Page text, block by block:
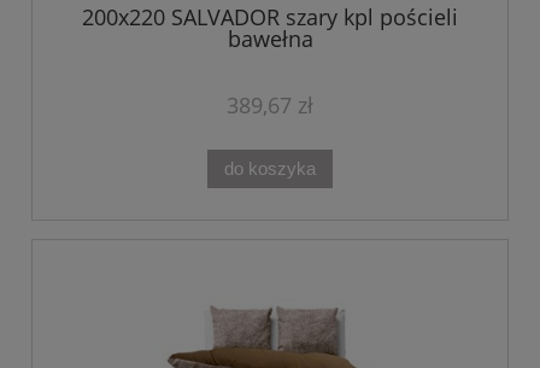
200x220 SALVADOR szary kpl pościeli
bawełna
389,67 zł
do koszyka